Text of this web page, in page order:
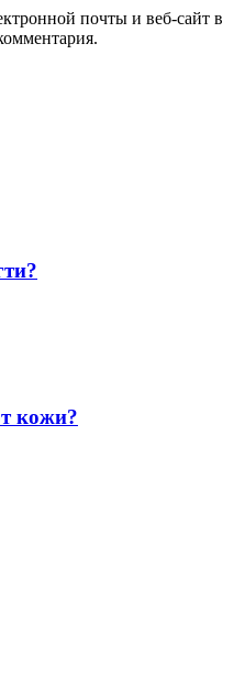
почты и веб-сайт в
кожи?